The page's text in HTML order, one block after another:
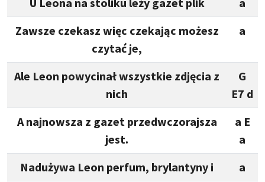
Zawsze czekasz więc czekając możesz
czytać je,
a
Ale Leon powycinał wszystkie zdjęcia z
nich
G
E7 d
A najnowsza z gazet przedwczorajsza
jest.
a E
a
Nadużywa Leon perfum, brylantyny i
a